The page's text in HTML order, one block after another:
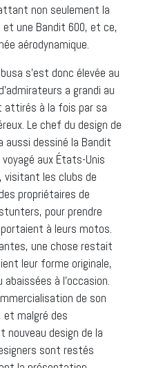
non seulement la
et une Bandit 600, et ce,
aérodynamique.
s’est donc élevée au
a grandi au
attirés à la fois par sa
Le chef du design de
aussi dessiné la Bandit
aux États-Unis
visitant les clubs de
propriétaires de
pour prendre
à leurs motos.
une chose restait
leur forme originale,
à l’occasion.
de son
et malgré des
design de la
sont restés